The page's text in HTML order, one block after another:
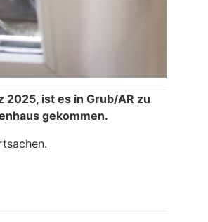
2025, ist es in Grub/AR zu
gekommen.